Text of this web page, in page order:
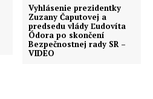
Vyhlásenie prezidentky
Zuzany Čaputovej a
predsedu vlády Ľudovíta
Ódora po skončení
Bezpečnostnej rady SR –
VIDEO